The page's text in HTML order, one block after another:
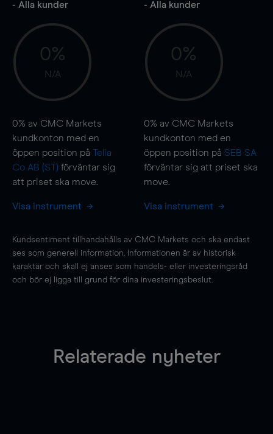
- Alla kunder
0%
N/A
0% av CMC Markets
kundkonton med en
öppen position på Telia
Co AB (ST) förväntar sig
att priset ska move.
Visa instrument
- Alla kunder
0%
N/A
0% av CMC Markets
kundkonton med en
öppen position på SEB SA
förväntar sig att priset ska
move.
Visa instrument
Kundsentiment tillhandahålls av CMC Markets och ska endast
ses som generell information. Informationen är av historisk
karaktär och skall ej anses som handels- eller investeringsråd
och bör ej ligga till grund för dina investeringsbeslut.
Relaterade nyheter